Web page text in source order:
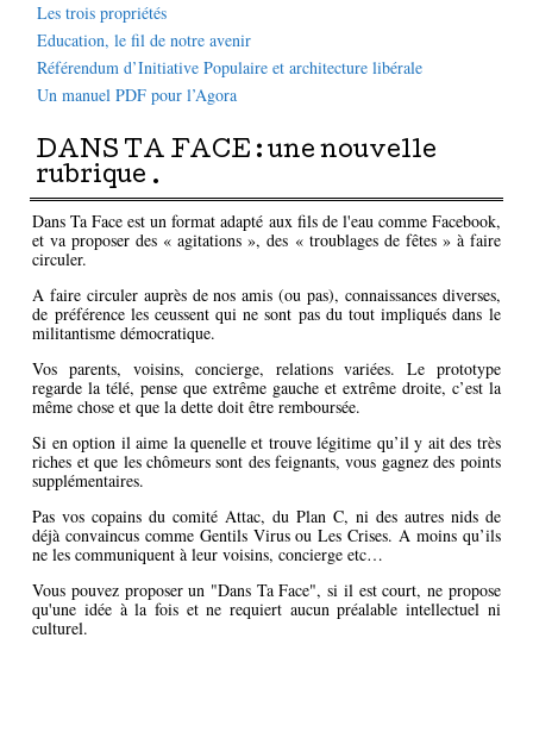
Les trois propriétés
Education, le fil de notre avenir
Référendum d’Initiative Populaire et architecture libérale
Un manuel PDF pour l’Agora
DANS TA FACE : une nouvelle
rubrique .
Dans Ta Face est un format adapté aux fils de l'eau comme Facebook,
et va proposer des « agitations », des « troublages de fêtes » à faire
circuler.
A faire circuler auprès de nos amis (ou pas), connaissances diverses,
de préférence les ceussent qui ne sont pas du tout impliqués dans le
militantisme démocratique.
Vos parents, voisins, concierge, relations variées. Le prototype
regarde la télé, pense que extrême gauche et extrême droite, c’est la
même chose et que la dette doit être remboursée.
Si en option il aime la quenelle et trouve légitime qu’il y ait des très
riches et que les chômeurs sont des feignants, vous gagnez des points
supplémentaires.
Pas vos copains du comité Attac, du Plan C, ni des autres nids de
déjà convaincus comme Gentils Virus ou Les Crises. A moins qu’ils
ne les communiquent à leur voisins, concierge etc…
Vous pouvez proposer un "Dans Ta Face", si il est court, ne propose
qu'une idée à la fois et ne requiert aucun préalable intellectuel ni
culturel.